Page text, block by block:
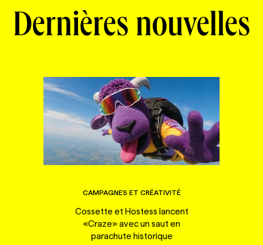
Dernières nouvelles
CAMPAGNES ET CRÉATIVITÉ
Cossette et Hostess lancent
«Craze» avec un saut en
parachute historique